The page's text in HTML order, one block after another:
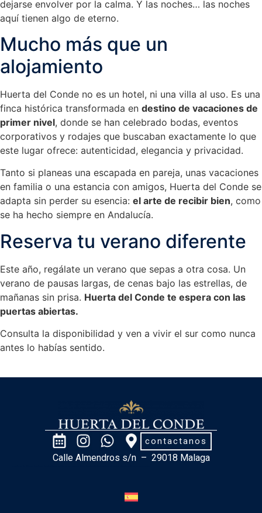
dejarse envolver por la calma. Y las noches… las noches
aquí tienen algo de eterno.
Mucho más que un
alojamiento
Huerta del Conde no es un hotel, ni una villa al uso. Es una
finca histórica transformada en destino de vacaciones de
primer nivel, donde se han celebrado bodas, eventos
corporativos y rodajes que buscaban exactamente lo que
este lugar ofrece: autenticidad, elegancia y privacidad.
Tanto si planeas una escapada en pareja, unas vacaciones
en familia o una estancia con amigos, Huerta del Conde se
adapta sin perder su esencia: el arte de recibir bien, como
se ha hecho siempre en Andalucía.
Reserva tu verano diferente
Este año, regálate un verano que sepas a otra cosa. Un
verano de pausas largas, de cenas bajo las estrellas, de
mañanas sin prisa. Huerta del Conde te espera con las
puertas abiertas.
Consulta la disponibilidad y ven a vivir el sur como nunca
antes lo habías sentido.
contactanos
Calle Almendros s/n – 29018 Malaga